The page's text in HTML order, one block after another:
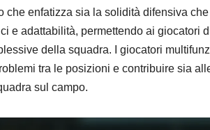
che enfatizza sia la solidità difensiva
e adattabilità, permettendo ai giocatori
della squadra. I giocatori
tra le posizioni e contribuire sia
sul campo.